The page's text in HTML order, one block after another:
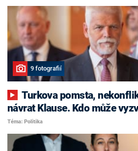
9 fotografií
Turkova pomsta, nekonfliktní Havlíček i
návrat Klause. Kdo může
Téma: Politika